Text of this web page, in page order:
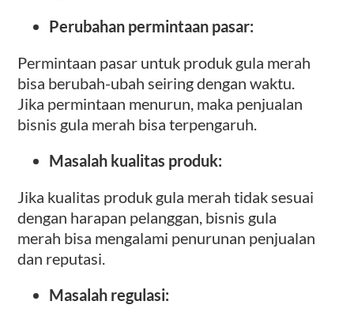
Perubahan permintaan pasar:
Permintaan pasar untuk produk gula merah
bisa berubah-ubah seiring dengan waktu.
Jika permintaan menurun, maka penjualan
bisnis gula merah bisa terpengaruh.
Masalah kualitas produk:
Jika kualitas produk gula merah tidak sesuai
dengan harapan pelanggan, bisnis gula
merah bisa mengalami penurunan penjualan
dan reputasi.
Masalah regulasi: